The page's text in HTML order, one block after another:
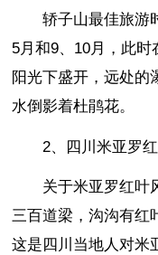
轿子山最佳旅游
5月和9、10月，此
阳光下盛开，远处的
水倒影着杜鹃花。
2、四川米亚罗
关于米亚罗红叶
三百道梁，沟沟有
这是四川当地人对米